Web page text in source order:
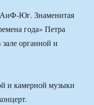
АиФ-Юг. Знаменитая
года» Петра
органной и
и камерной музыки